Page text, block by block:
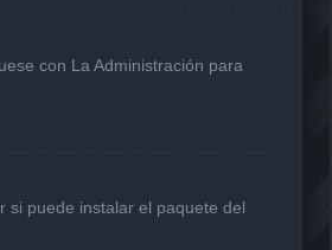
con La Administración para
si puede instalar el paquete del